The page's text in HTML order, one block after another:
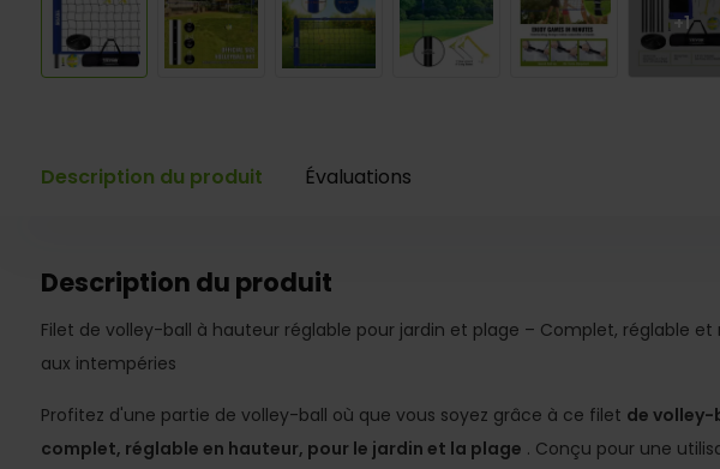
+1
Description du produit Évaluations
Description du produit
Filet de volley-ball à hauteur réglable pour jardin et plage – Complet, réglable et
aux intempéries
Profitez d'une partie de volley-ball où que vous soyez grâce à ce filet de volley-
complet, réglable en hauteur, pour le jardin et la plage . Conçu pour une